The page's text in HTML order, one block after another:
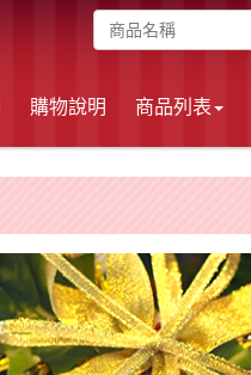
購物說明 商品列表